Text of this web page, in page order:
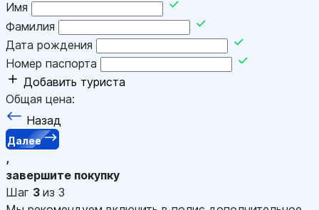
Имя
Фамилия
Дата рождения
Номер паспорта
Добавить туриста
Общая цена:
Назад
Далее
,
завершите покупку
Шаг 3 из 3